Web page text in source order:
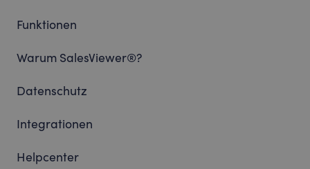
Funktionen
Warum SalesViewer®?
Datenschutz
Integrationen
Helpcenter